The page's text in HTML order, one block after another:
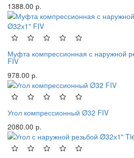
1388.00 р.
Муфта компрессионная с наружной
FIV
978.00 р.
Угол компрессионный Ø32 FIV
2080.00 р.